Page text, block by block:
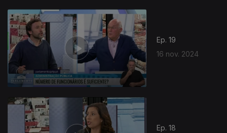
Ep. 19
16 nov. 2024
Ep. 18